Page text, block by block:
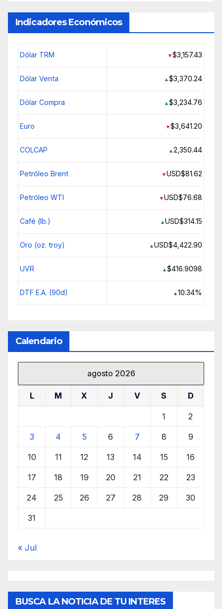
Indicadores Económicos
Dólar TRM ▼$3,157.43
Dólar Venta ▲$3,370.24
Dólar Compra ▲$3,234.76
Euro ▼$3,641.20
COLCAP ▲2,350.44
Petróleo Brent ▼USD$81.62
Petróleo WTI ▼USD$76.68
Café (lb.) ▲USD$314.15
Oro (oz. troy) ▲USD$4,422.90
UVR ▲$416.9098
DTF E.A. (90d) ▲10.34%
Calendario
agosto 2026
L M X J V S D
1 2
3 4 5 6 7 8 9
10 11 12 13 14 15 16
17 18 19 20 21 22 23
24 25 26 27 28 29 30
31
« Jul
BUSCA LA NOTICIA DE TU INTERES